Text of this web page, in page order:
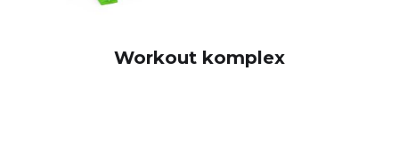
Workout komplex